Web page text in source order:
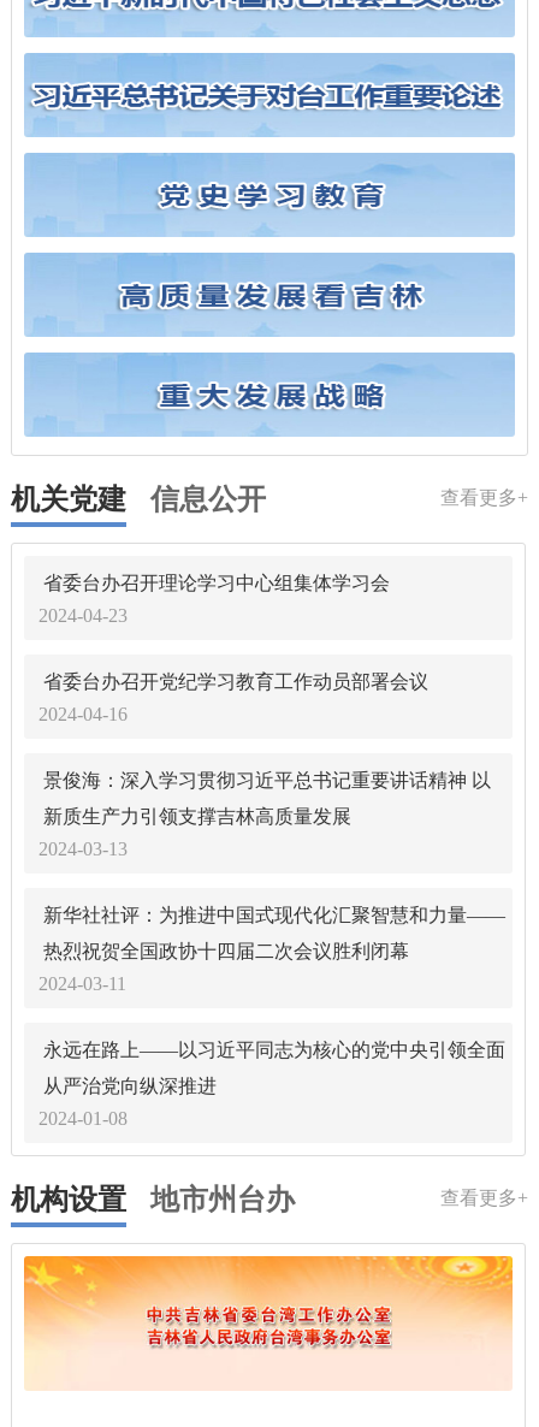
机关党建 查看更多+
信息公开
省委台办召开理论学习中心组集体学习会
2024-04-23
省委台办召开党纪学习教育工作动员部署会议
2024-04-16
景俊海：深入学习贯彻习近平总书记重要讲话精神 以
新质生产力引领支撑吉林高质量发展
2024-03-13
新华社社评：为推进中国式现代化汇聚智慧和力量——
热烈祝贺全国政协十四届二次会议胜利闭幕
2024-03-11
永远在路上——以习近平同志为核心的党中央引领全面
从严治党向纵深推进
2024-01-08
机构设置 查看更多+
地市州台办